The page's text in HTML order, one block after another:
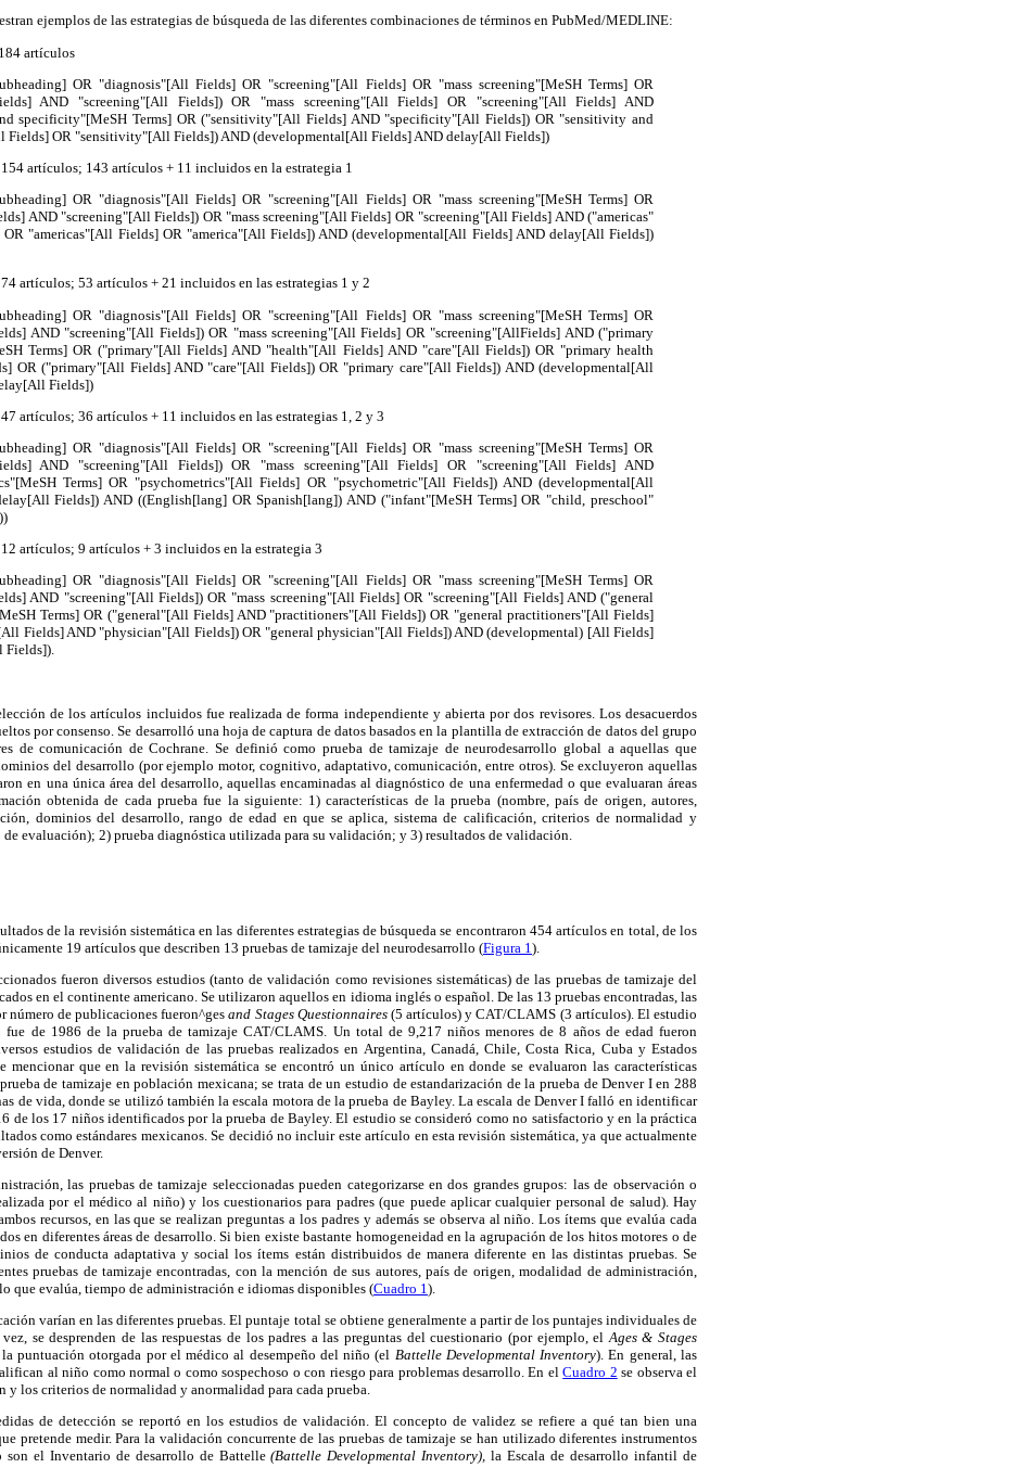
ejemplos de las estrategias de búsqueda de las diferentes combinaciones de términos en PubMed/MEDLINE:
artículos
OR "diagnosis"[All Fields] OR "screening"[All Fields] OR "mass screening"[MeSH Terms] OR
AND "screening"[All Fields]) OR "mass screening"[All Fields] OR "screening"[All Fields] AND
specificity"[MeSH Terms] OR ("sensitivity"[All Fields] AND "specificity"[All Fields]) OR "sensitivity and
OR "sensitivity"[All Fields]) AND (developmental[All Fields] AND delay[All Fields])
artículos; 143 artículos + 11 incluidos en la estrategia 1
OR "diagnosis"[All Fields] OR "screening"[All Fields] OR "mass screening"[MeSH Terms] OR
AND "screening"[All Fields]) OR "mass screening"[All Fields] OR "screening"[All Fields] AND ("americas"
OR "americas"[All Fields] OR "america"[All Fields]) AND (developmental[All Fields] AND delay[All Fields])
artículos; 53 artículos + 21 incluidos en las estrategias 1 y 2
OR "diagnosis"[All Fields] OR "screening"[All Fields] OR "mass screening"[MeSH Terms] OR
AND "screening"[All Fields]) OR "mass screening"[All Fields] OR "screening"[AllFields] AND ("primary
Terms] OR ("primary"[All Fields] AND "health"[All Fields] AND "care"[All Fields]) OR "primary health
OR ("primary"[All Fields] AND "care"[All Fields]) OR "primary care"[All Fields]) AND (developmental[All
Fields])
artículos; 36 artículos + 11 incluidos en las estrategias 1, 2 y 3
OR "diagnosis"[All Fields] OR "screening"[All Fields] OR "mass screening"[MeSH Terms] OR
AND "screening"[All Fields]) OR "mass screening"[All Fields] OR "screening"[All Fields] AND
Terms] OR "psychometrics"[All Fields] OR "psychometric"[All Fields]) AND (developmental[All
Fields]) AND ((English[lang] OR Spanish[lang]) AND ("infant"[MeSH Terms] OR "child, preschool"
artículos; 9 artículos + 3 incluidos en la estrategia 3
OR "diagnosis"[All Fields] OR "screening"[All Fields] OR "mass screening"[MeSH Terms] OR
AND "screening"[All Fields]) OR "mass screening"[All Fields] OR "screening"[All Fields] AND ("general
Terms] OR ("general"[All Fields] AND "practitioners"[All Fields]) OR "general practitioners"[All Fields]
Fields] AND "physician"[All Fields]) OR "general physician"[All Fields]) AND (developmental) [All Fields]
Fields]).
de los artículos incluidos fue realizada de forma independiente y abierta por dos revisores. Los desacuerdos
por consenso. Se desarrolló una hoja de captura de datos basados en la plantilla de extracción de datos del grupo
de comunicación de Cochrane. Se definió como prueba de tamizaje de neurodesarrollo global a aquellas que
del desarrollo (por ejemplo motor, cognitivo, adaptativo, comunicación, entre otros). Se excluyeron aquellas
en una única área del desarrollo, aquellas encaminadas al diagnóstico de una enfermedad o que evaluaran áreas
obtenida de cada prueba fue la siguiente: 1) características de la prueba (nombre, país de origen, autores,
dominios del desarrollo, rango de edad en que se aplica, sistema de calificación, criterios de normalidad y
evaluación); 2) prueba diagnóstica utilizada para su validación; y 3) resultados de validación.
de la revisión sistemática en las diferentes estrategias de búsqueda se encontraron 454 artículos en total, de los
19 artículos que describen 13 pruebas de tamizaje del neurodesarrollo (Figura 1 ).
fueron diversos estudios (tanto de validación como revisiones sistemáticas) de las pruebas de tamizaje del
en el continente americano. Se utilizaron aquellos en idioma inglés o español. De las 13 pruebas encontradas, las
número de publicaciones fueron^gesand Stages Questionnaires(5 artículos) y CAT/CLAMS (3 artículos). El estudio
de 1986 de la prueba de tamizaje CAT/CLAMS. Un total de 9,217 niños menores de 8 años de edad fueron
estudios de validación de las pruebas realizados en Argentina, Canadá, Chile, Costa Rica, Cuba y Estados
mencionar que en la revisión sistemática se encontró un único artículo en donde se evaluaron las características
de tamizaje en población mexicana; se trata de un estudio de estandarización de la prueba de Denver I en 288
de vida, donde se utilizó también la escala motora de la prueba de Bayley. La escala de Denver I falló en identificar
de los 17 niños identificados por la prueba de Bayley. El estudio se consideró como no satisfactorio y en la práctica
como estándares mexicanos. Se decidió no incluir este artículo en esta revisión sistemática, ya que actualmente
de Denver.
las pruebas de tamizaje seleccionadas pueden categorizarse en dos grandes grupos: las de observación o
por el médico al niño) y los cuestionarios para padres (que puede aplicar cualquier personal de salud). Hay
recursos, en las que se realizan preguntas a los padres y además se observa al niño. Los ítems que evalúa cada
en diferentes áreas de desarrollo. Si bien existe bastante homogeneidad en la agrupación de los hitos motores o de
de conducta adaptativa y social los ítems están distribuidos de manera diferente en las distintas pruebas. Se
pruebas de tamizaje encontradas, con la mención de sus autores, país de origen, modalidad de administración,
que evalúa, tiempo de administración e idiomas disponibles (Cuadro 1).
varían en las diferentes pruebas. El puntaje total se obtiene generalmente a partir de los puntajes individuales de
se desprenden de las respuestas de los padres a las preguntas del cuestionario (por ejemplo, elAges & Stages
puntuación otorgada por el médico al desempeño del niño (el Battelle Developmental Inventory). En general, las
al niño como normal o como sospechoso o con riesgo para problemas desarrollo. En elCuadro 2 se observa el
y los criterios de normalidad y anormalidad para cada prueba.
de detección se reportó en los estudios de validación. El concepto de validez se refiere a qué tan bien una
pretende medir. Para la validación concurrente de las pruebas de tamizaje se han utilizado diferentes instrumentos
son el Inventario de desarrollo de Battelle(Battelle Developmental Inventory), la Escala de desarrollo infantil de